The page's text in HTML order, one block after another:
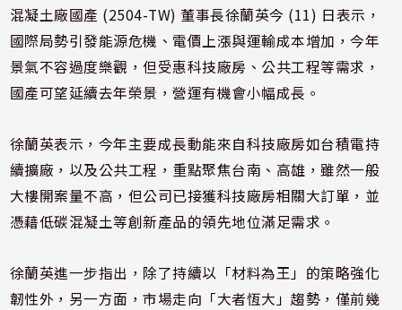
混凝土廠國產 (2504-TW) 董事長徐蘭英今 (11) 日表示，
國際局勢引發能源危機、電價上漲與運輸成本增加，今年
景氣不容過度樂觀，但受惠科技廠房、公共工程等需求，
國產可望延續去年榮景，營運有機會小幅成長。
徐蘭英表示，今年主要成長動能來自科技廠房如台積電持
續擴廠，以及公共工程，重點聚焦台南、高雄，雖然一般
大樓開案量不高，但公司已接獲科技廠房相關大訂單，並
憑藉低碳混凝土等創新產品的領先地位滿足需求。
徐蘭英進一步指出，除了持續以「材料為王」的策略強化
韌性外，另一方面，市場走向「大者恆大」趨勢，僅前幾